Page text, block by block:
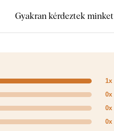
Gyakran kérdeztek minket
0x
0x
0x
1x